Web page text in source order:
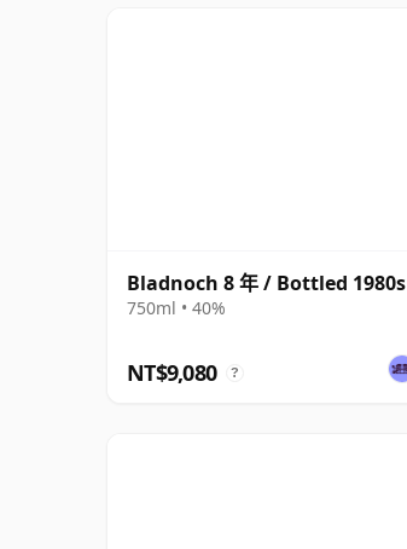
Bladnoch 8 年 / Bottled 1980s
750ml • 40%
NT$9,080 ?